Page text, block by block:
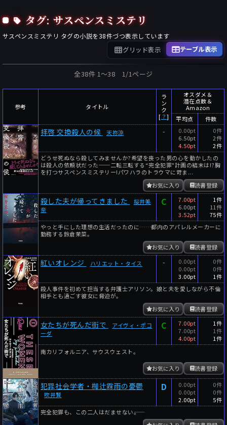
タグ: サスペンスミステリ
サスペンスミステリ タグの小説を38件づつ表示しています
グリッド表示 テーブル表示
全38件 1〜38 1/1ページ
参考 タイトル
ラ
ン
ク
[ ？]
オスダメ＆
潜在点数＆
Amazon
平均点
件数
拝啓 交換殺人の候 天祢涼 -
0.00pt
6.50pt
4.50pt
0件
2件
2件
どうせ死ぬなら殺してみませんか?希望を喪った男の心を動かしたの
は殺人の依頼状だった──二転三転する“完全犯罪"計画の結末は!?胸
を打つサスペンスミステリー!パワハラのトラウマに苛ま...
読書登録
お気に入り
殺した夫が帰ってきました
桜井美
奈
C
7.00pt
6.00pt
3.52pt
1件
11件
75件
やっと手にした理想の生活だったのに……都内のアパレルメーカーに
勤務する鈴倉茉菜。
読書登録
お気に入り
紅いオレンジ ハリエット・タイス -
0.00pt
0.00pt
3.00pt
0件
0件
1件
殺人事件を初めて担当する弁護士アリソン。娘と夫を愛しながら不倫
相手とも過ごす彼女に脅迫が。
読書登録
お気に入り
女たちが死んだ街で
アイヴィ・ポコ
ーダ
C
7.00pt
7.00pt
4.00pt
1件
1件
1件
南カリフォルニア、サウスウェスト。
読書登録
お気に入り
犯罪社会学者・椥辻霖雨の憂鬱
吹井賢
D
0.00pt
0.00pt
2.00pt
0件
0件
5件
完全犯罪も、この二人はだませない――。